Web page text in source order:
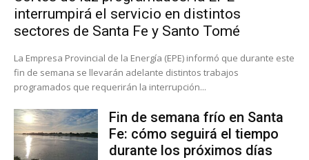
interrumpirá el servicio en distintos
sectores de Santa Fe y Santo Tomé
La Empresa Provincial de la Energía (EPE) informó que durante este
fin de semana se llevarán adelante distintos trabajos
programados que requerirán la interrupción...
Fin de semana frío en Santa
Fe: cómo seguirá el tiempo
durante los próximos días